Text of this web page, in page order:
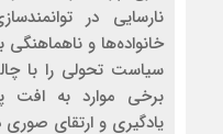
نارسایی در
خانواده‌ها و ناهماهنگی
سیاست تحولی را با
برخی موارد به افت
یادگیری و ارتقای